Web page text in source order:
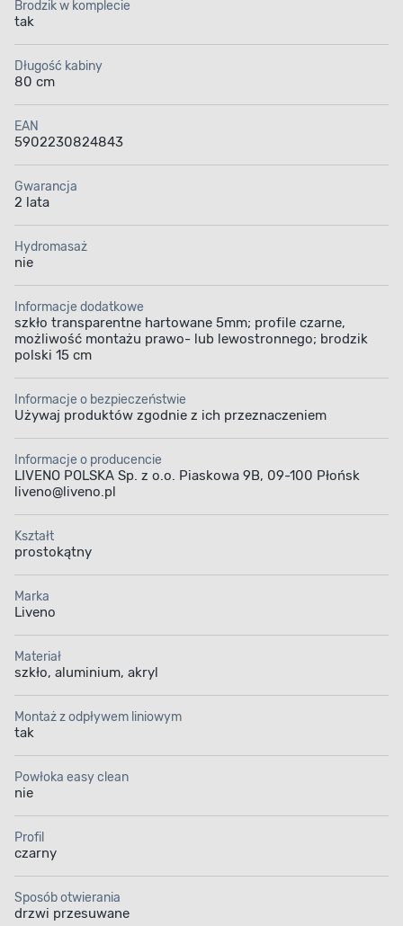
akrylowy brodzik o wysokości 15 cm.
Uniwersalny montaż
Brodzik w komplecie
System szybkiego
UNIWERSALNY MONTAŻ
Prosty proces
Ciesz się łatwą instalacją kabiny prysznicowej
niewymagającej specjalnego dostosowywania
łazienki. Uniwersalny montaż pozwoli Ci w prosty
Brodzik w komplecie
tak
Długość kabiny
80 cm
EAN
5902230824843
Gwarancja
2 lata
Hydromasaż
nie
Informacje dodatkowe
szkło transparentne hartowane 5mm; profile czarne,
możliwość montażu prawo- lub lewostronnego; brodzik
polski 15 cm
Informacje o bezpieczeństwie
Używaj produktów zgodnie z ich przeznaczeniem
Informacje o producencie
LIVENO POLSKA Sp. z o.o. Piaskowa 9B, 09-100 Płońsk
liveno@liveno.pl
Kształt
prostokątny
Marka
Liveno
Materiał
szkło, aluminium, akryl
Montaż z odpływem liniowym
tak
Powłoka easy clean
nie
Profil
czarny
Sposób otwierania
drzwi przesuwane